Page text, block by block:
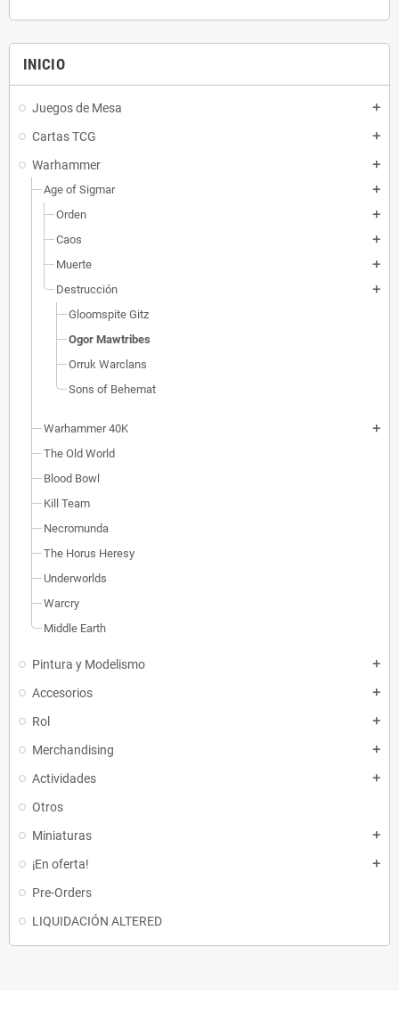
INICIO
Juegos de Mesa add
Cartas TCG add
Warhammer add
Age of Sigmar add
Orden add
Caos add
Muerte add
Destrucción add
Gloomspite Gitz
Ogor Mawtribes
Orruk Warclans
Sons of Behemat
Warhammer 40K add
The Old World
Blood Bowl
Kill Team
Necromunda
The Horus Heresy
Underworlds
Warcry
Middle Earth
Pintura y Modelismo add
Accesorios add
Rol add
Merchandising add
Actividades add
Otros
Miniaturas
add
¡En oferta! add
Pre-Orders
LIQUIDACIÓN ALTERED